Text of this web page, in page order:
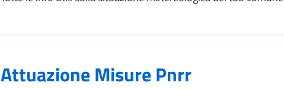
Attuazione Misure Pnrr